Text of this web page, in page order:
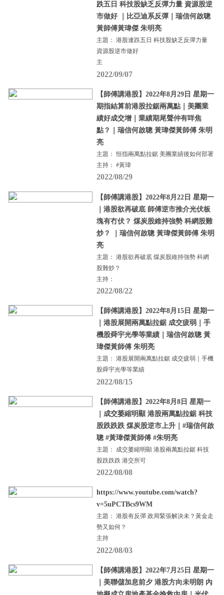
跌五日 科技股缺乏反彈力量 資源股逆
市做好 ｜比亞迪系反彈｜瑞信何啟聰
黃師傅黃瑋傑 朱明亮
主題： 港股連跌五日 科技股缺乏反彈力量
資源股逆市做好
主
2022/09/07
【師傅講港股】2022年8月29日 星期一
期指結算前港股拉鋸兩萬點｜美團業
績好成交增｜業績期尾聲仲有咩焦
點？｜瑞信何啟聰 黃瑋傑黃師傅 朱明
亮
主題： 恒指兩萬點拉鋸 美團業績後如何部署
主持： #黃瑋
2022/08/29
【師傅講港股】2022年8月22日 星期一
｜港股欲再破底 師傅逆市推介光伏板
塊有冇伏？ 煤炭股維持強勢 科網股難
炒？ ｜瑞信何啟聰 黃瑋傑黃師傅 朱明
亮
主題： 港股欲再破底 煤炭股維持強勢 科網
股難炒？
主持：
2022/08/22
【師傅講港股】2022年8月15日 星期一
｜港股展開兩萬點拉鋸 成交疲弱｜手
機股舜宇光學等業績｜瑞信何啟聰 黃
瑋傑黃師傅 朱明亮
主題： 港股展開兩萬點拉鋸 成交疲弱｜手機
股舜宇光學等業績
2022/08/15
【師傅講港股】2022年8月8日 星期一
｜成交萎縮明顯 港股兩萬點拉鋸 科技
股跌跌跌 煤炭股逆市上升｜#瑞信何啟
聰 #黃瑋傑黃師傅 #朱明亮
主題： 成交萎縮明顯 港股兩萬點拉鋸 科技
股跌跌跌 港交所可
2022/08/08
https://www.youtube.com/watch?
v=5uPCTBcs9WM
主題： 港股有反彈 政局緊張解決未？黃金走
勢又如何？
主持
2022/08/03
【師傅講港股】2022年7月25日 星期一
｜美聯儲加息前夕 港股方向未明朗 內